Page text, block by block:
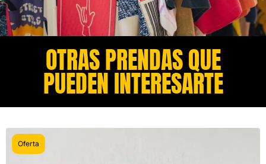
OTRAS PRENDAS QUE
PUEDEN INTERESARTE​
Oferta